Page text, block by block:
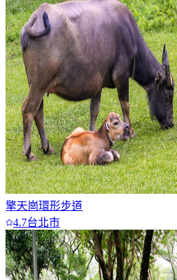
擎天崗環形步道
4.7台北市